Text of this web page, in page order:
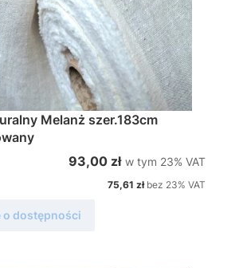
szer.183cm
Cena brutto
93,00 zł w tym %s VAT
w tym 23% VAT
Cena netto
75,61 zł bez 23% VAT
o dostępności